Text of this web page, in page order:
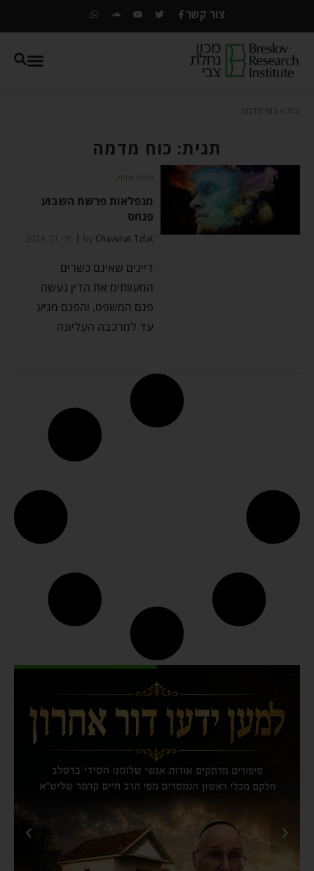
צור קשר
בית כוח מדמה
תגית: כוח מדמה
פשוט ועמוק
מנפלאות פרשת השבוע
פנחס
by Chavurat Tzfat יולי 21, 2024
דיינים שאינם כשרים
המעוותים את הדין נעשה
פגם המשפט, והפגם מגיע
עד למרכבה העליונה